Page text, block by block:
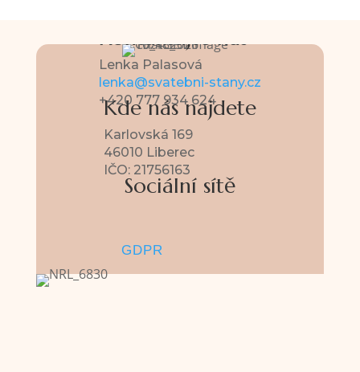
Kontaktujte nás
Lenka Palasová
lenka@svatebni-stany.cz
+420 777 934 624
Kde nás najdete
Karlovská 169
46010 Liberec
IČO: 21756163
Sociální sítě
GDPR